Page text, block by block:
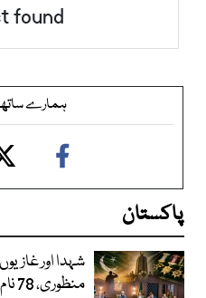
found
ہمارے
پاکستان
شہدا اور
منظوری، 78 نام فہرست میں شامل